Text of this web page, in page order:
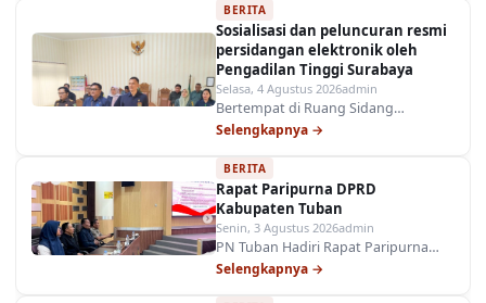
menghadiri malam Kenal Pamit
Kapolresta Tuban di Pendopo Kab.
Tuban. Keluarga Besar…
BERITA
Sosialisasi dan peluncuran resmi
persidangan elektronik oleh
Pengadilan Tinggi Surabaya
Selasa, 4 Agustus 2026admin
Bertempat di Ruang Sidang
Pengadilan Negeri Tuban, jajaran
bersama Perwakilan Kejaksaan
Negeri Tuban menyimak langsung
sosialisasi dan peluncuran resmi
persidangan elektronik…
Selengkapnya →
BERITA
Rapat Paripurna DPRD
Kabupaten Tuban
Senin, 3 Agustus 2026admin
PN Tuban Hadiri Rapat Paripurna
DPRD Kabupaten Tuban Kepala Sub
Selengkapnya →